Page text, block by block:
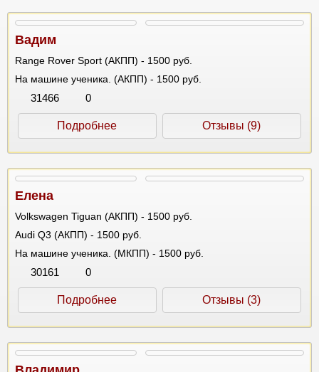
Вадим
Range Rover Sport (АКПП) - 1500 руб.
На машине ученика. (АКПП) - 1500 руб.
31466 0
Подробнее Отзывы (9)
Елена
Volkswagen Tiguan (АКПП) - 1500 руб.
Audi Q3 (АКПП) - 1500 руб.
На машине ученика. (МКПП) - 1500 руб.
30161 0
Подробнее Отзывы (3)